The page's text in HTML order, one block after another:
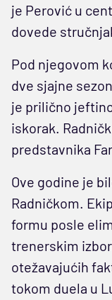
je Perović u
dovede
Pod njegovom
dve sjajne
je prilično
iskorak.
predstavnika
Ove godine je
Radničkom.
formu posle
trenerskim
otežavajućih
tokom duela u